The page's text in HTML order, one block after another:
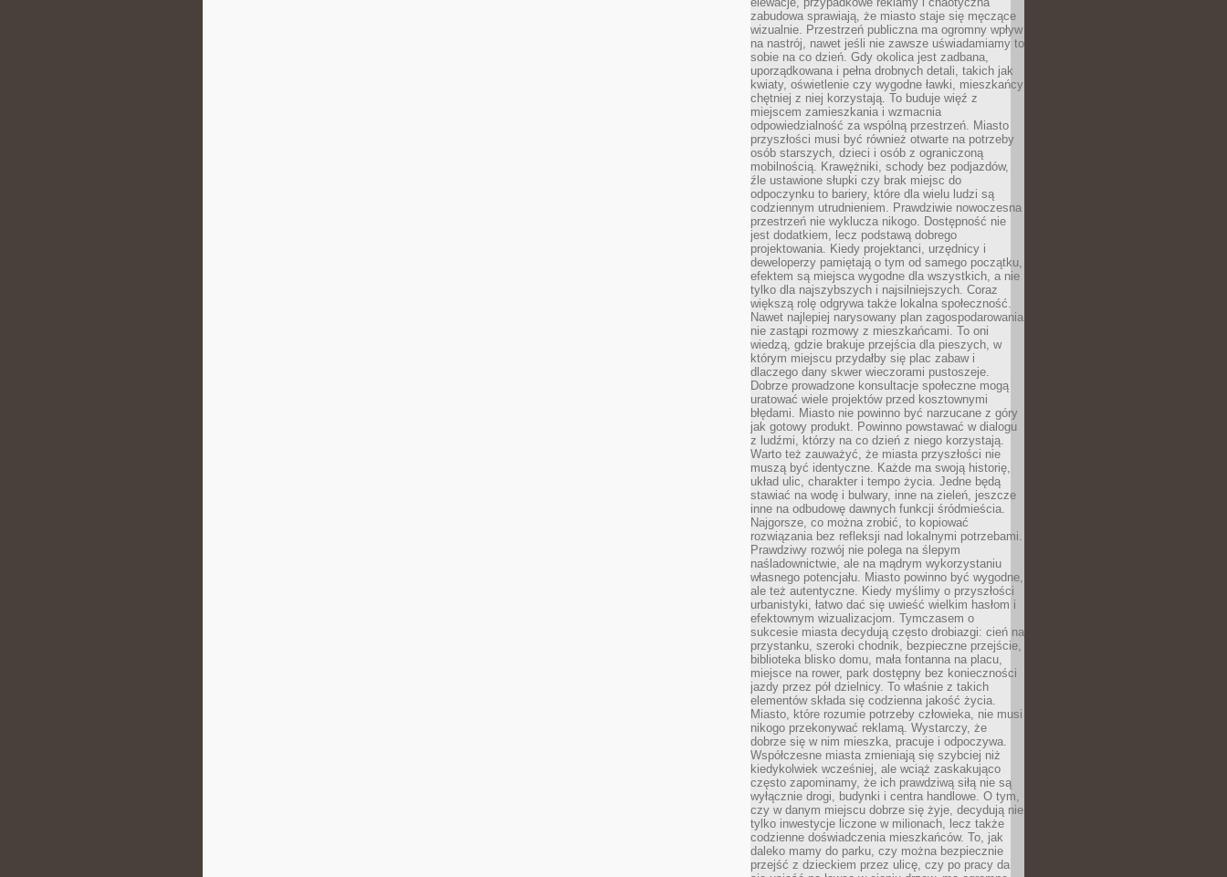
zabudowa sprawiają, że miasto staje się męczące
wizualnie. Przestrzeń publiczna ma ogromny wpływ
na nastrój, nawet jeśli nie zawsze uświadamiamy to
sobie na co dzień. Gdy okolica jest zadbana,
uporządkowana i pełna drobnych detali, takich jak
kwiaty, oświetlenie czy wygodne ławki, mieszkańcy
chętniej z niej korzystają. To buduje więź z
miejscem zamieszkania i wzmacnia
odpowiedzialność za wspólną przestrzeń. Miasto
przyszłości musi być również otwarte na potrzeby
osób starszych, dzieci i osób z ograniczoną
mobilnością. Krawężniki, schody bez podjazdów,
źle ustawione słupki czy brak miejsc do
odpoczynku to bariery, które dla wielu ludzi są
codziennym utrudnieniem. Prawdziwie nowoczesna
przestrzeń nie wyklucza nikogo. Dostępność nie
jest dodatkiem, lecz podstawą dobrego
projektowania. Kiedy projektanci, urzędnicy i
deweloperzy pamiętają o tym od samego początku,
efektem są miejsca wygodne dla wszystkich, a nie
tylko dla najszybszych i najsilniejszych. Coraz
większą rolę odgrywa także lokalna społeczność.
Nawet najlepiej narysowany plan zagospodarowania
nie zastąpi rozmowy z mieszkańcami. To oni
wiedzą, gdzie brakuje przejścia dla pieszych, w
którym miejscu przydałby się plac zabaw i
dlaczego dany skwer wieczorami pustoszeje.
Dobrze prowadzone konsultacje społeczne mogą
uratować wiele projektów przed kosztownymi
błędami. Miasto nie powinno być narzucane z góry
jak gotowy produkt. Powinno powstawać w dialogu
z ludźmi, którzy na co dzień z niego korzystają.
Warto też zauważyć, że miasta przyszłości nie
muszą być identyczne. Każde ma swoją historię,
układ ulic, charakter i tempo życia. Jedne będą
stawiać na wodę i bulwary, inne na zieleń, jeszcze
inne na odbudowę dawnych funkcji śródmieścia.
Najgorsze, co można zrobić, to kopiować
rozwiązania bez refleksji nad lokalnymi potrzebami.
Prawdziwy rozwój nie polega na ślepym
naśladownictwie, ale na mądrym wykorzystaniu
własnego potencjału. Miasto powinno być wygodne,
ale też autentyczne. Kiedy myślimy o przyszłości
urbanistyki, łatwo dać się uwieść wielkim hasłom i
efektownym wizualizacjom. Tymczasem o
sukcesie miasta decydują często drobiazgi: cień na
przystanku, szeroki chodnik, bezpieczne przejście,
biblioteka blisko domu, mała fontanna na placu,
miejsce na rower, park dostępny bez konieczności
jazdy przez pół dzielnicy. To właśnie z takich
elementów składa się codzienna jakość życia.
Miasto, które rozumie potrzeby człowieka, nie musi
nikogo przekonywać reklamą. Wystarczy, że
dobrze się w nim mieszka, pracuje i odpoczywa.
Współczesne miasta zmieniają się szybciej niż
kiedykolwiek wcześniej, ale wciąż zaskakująco
często zapominamy, że ich prawdziwą siłą nie są
wyłącznie drogi, budynki i centra handlowe. O tym,
czy w danym miejscu dobrze się żyje, decydują nie
tylko inwestycje liczone w milionach, lecz także
codzienne doświadczenia mieszkańców. To, jak
daleko mamy do parku, czy można bezpiecznie
przejść z dzieckiem przez ulicę, czy po pracy da